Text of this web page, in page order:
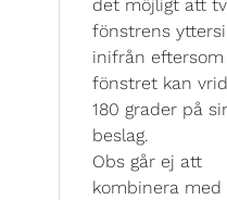
det möjligt att
fönstrens
inifrån eftersom
fönstret kan
180 grader på
beslag.
Obs går ej att
kombinera med